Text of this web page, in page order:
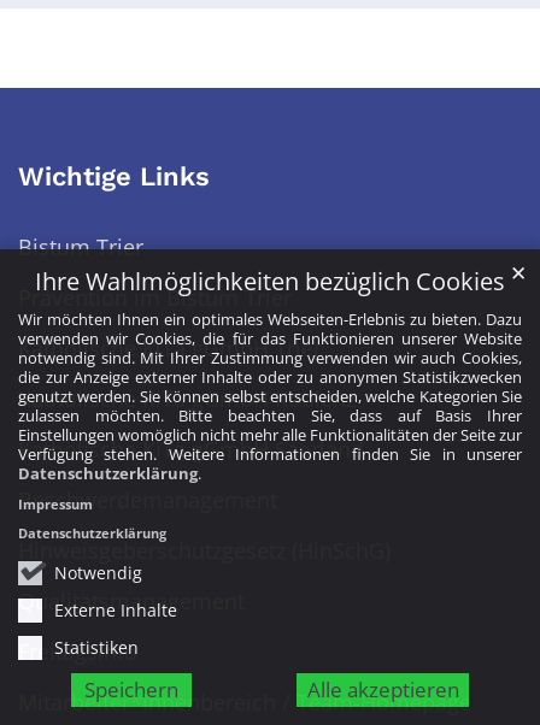
Ihre Wahlmöglichkeiten bezüglich Cookies
Wir möchten Ihnen ein optimales Webseiten-Erlebnis zu bieten. Dazu
verwenden wir Cookies, die für das Funktionieren unserer Website
notwendig sind. Mit Ihrer Zustimmung verwenden wir auch Cookies,
die zur Anzeige externer Inhalte oder zu anonymen Statistikzwecken
genutzt werden. Sie können selbst entscheiden, welche Kategorien Sie
zulassen möchten. Bitte beachten Sie, dass auf Basis Ihrer
Einstellungen womöglich nicht mehr alle Funktionalitäten der Seite zur
Verfügung stehen. Weitere Informationen finden Sie in unserer
Datenschutzerklärung.
Notwendig
Externe Inhalte
Statistiken
Speichern Alle akzeptieren
✕
Impressum
Datenschutzerklärung
Wichtige Links
Bistum Trier
Prävention im Bistum Trier
Katholische KiTa gGmbH Trier
Katholische KiTa gGmbH Koblenz
Katholische KiTa gGmbH Saarland
Beschwerdemanagement
Hinweisgeberschutzgesetz (HinSchG)
Qualitätsmanagement
Freitagsinfo
Mitarbeiter*innenbereich / Team-Homepage